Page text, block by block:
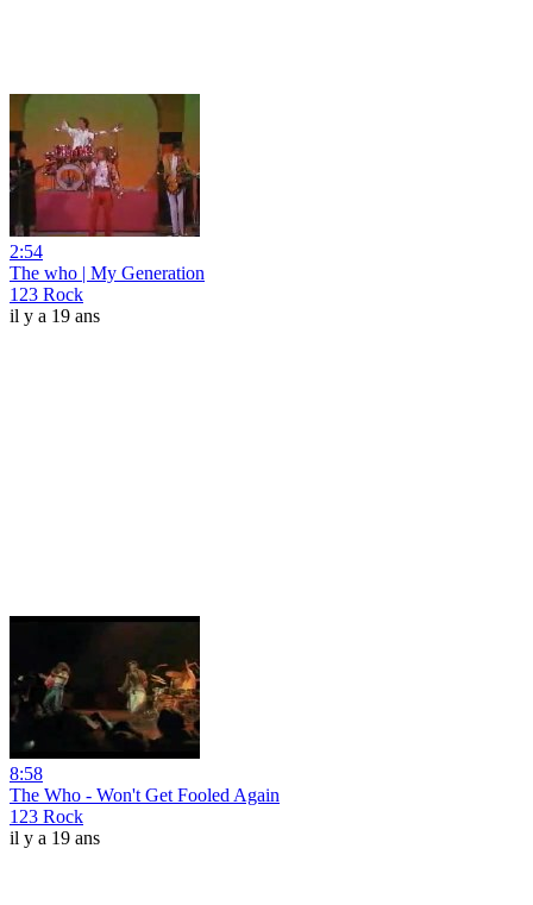
2:54
The who | My Generation
123 Rock
il y a 19 ans
8:58
The Who - Won't Get Fooled Again
123 Rock
il y a 19 ans